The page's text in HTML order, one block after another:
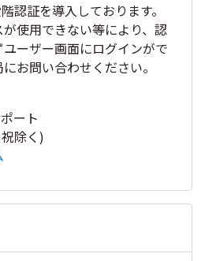
認証を導入しております。
使用できない等により、認
ーザー画面にログインがで
お問い合わせください。
ート
除く)